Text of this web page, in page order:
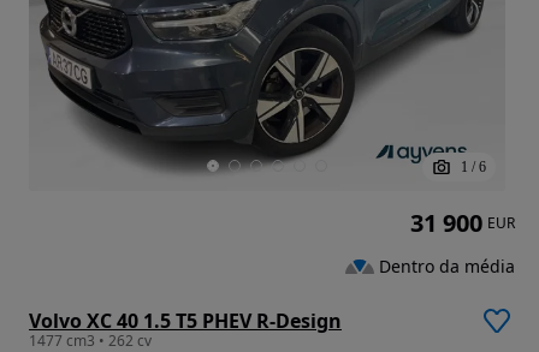
1 / 6
Volvo XC 40 1.5 T5 PHEV R-Design
1477 cm3 • 262 cv
31 900 EUR
Dentro da média